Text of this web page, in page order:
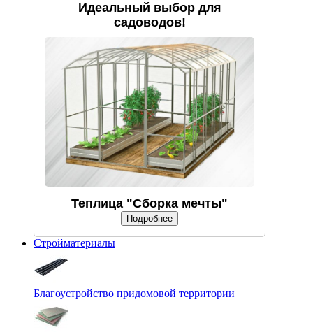
Идеальный выбор для
садоводов!
Теплица "Сборка мечты"
Подробнее
Стройматериалы
Благоустройство придомовой территории